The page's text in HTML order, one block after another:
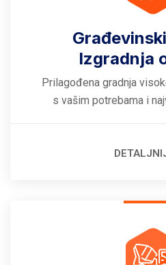
Izgradnja
Prilagođena gradnja
s vašim potrebama i